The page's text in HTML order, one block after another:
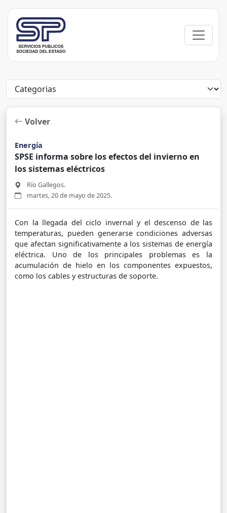
Volver
Energía
SPSE informa sobre los efectos del invierno en
los sistemas eléctricos
Río Gallegos.
martes, 20 de mayo de 2025.
Con la llegada del ciclo invernal y el descenso de las
temperaturas, pueden generarse condiciones adversas
que afectan significativamente a los sistemas de energía
eléctrica. Uno de los principales problemas es la
acumulación de hielo en los componentes expuestos,
como los cables y estructuras de soporte.